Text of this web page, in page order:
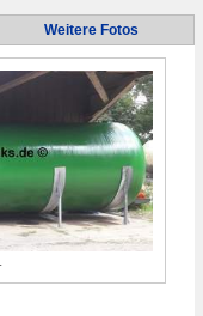
Weitere Fotos